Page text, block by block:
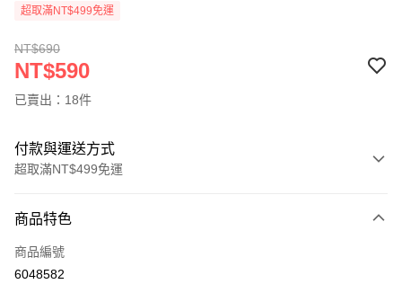
超取滿NT$499免運
NT$690
NT$590
已賣出：18件
付款與運送方式
超取滿NT$499免運
信用卡一次付款
超商取貨付款
商品特色
商品編號
6048582